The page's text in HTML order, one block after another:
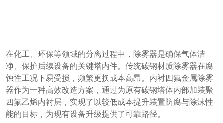
在化工、环保等领域的分离过程中，除雾器是确保气体洁
净、保护后续设备的关键塔内件。传统碳钢材质除雾器在腐
蚀性工况下易受损，频繁更换成本高昂。内衬四氟金属除雾
器作为一种高效改造方案，通过为原有碳钢塔体内部加装聚
四氟乙烯内衬层，实现了以较低成本提升装置防腐与除沫性
能的目标，为现有设备升级提供了可靠路径。